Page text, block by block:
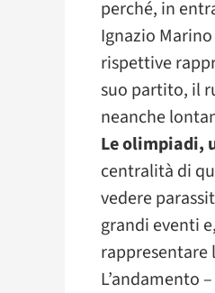
perché, in
Ignazio
rispettive
suo partito, il
neanche
Le olimpiadi,
centralità di
vedere
grandi eventi
L’andamento